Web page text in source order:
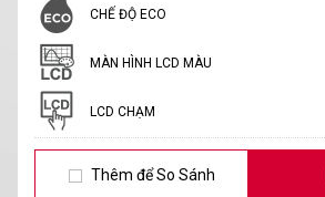
CHẾ ĐỘ ECO
MÀN HÌNH LCD MÀU
LCD CHẠM
Thêm để So Sánh